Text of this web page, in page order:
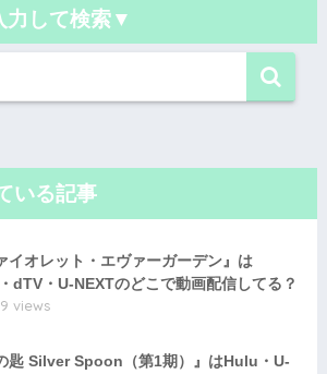
力して検索▼
いる記事
イオレット・エヴァーガーデン』は
dTV・U-NEXTのどこで動画配信してる？
views
匙 Silver Spoon（第1期）』はHulu・U-